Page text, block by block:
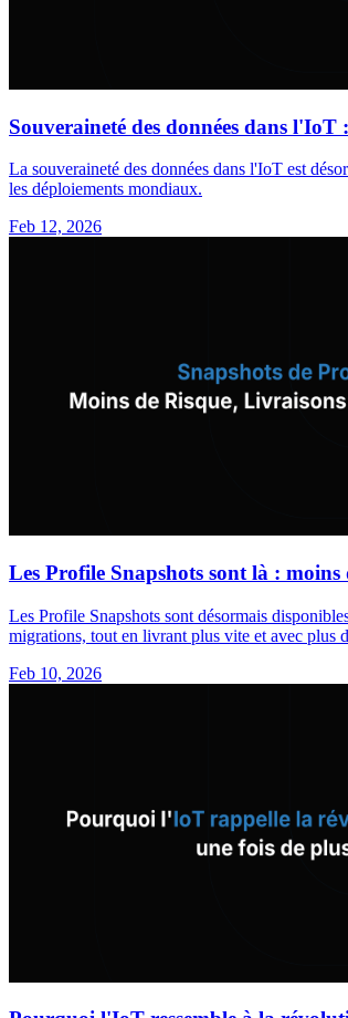
Souveraineté des données dans
La souveraineté des données dans l'IoT est
les déploiements mondiaux.
Feb 12, 2026
Les Profile Snapshots sont là :
Les Profile Snapshots sont désormais
migrations, tout en livrant plus vite et avec plus
Feb 10, 2026